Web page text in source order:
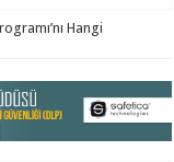
Hangi